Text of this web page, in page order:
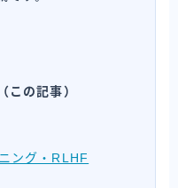
この記事）
ング・RLHF